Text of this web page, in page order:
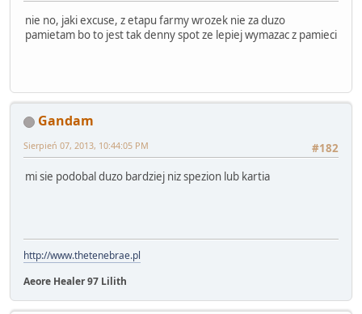
nie no, jaki excuse, z etapu farmy wrozek nie za duzo
pamietam bo to jest tak denny spot ze lepiej wymazac z pamieci
Gandam
#182
Sierpień 07, 2013, 10:44:05 PM
mi sie podobal duzo bardziej niz spezion lub kartia
http://www.thetenebrae.pl
Aeore Healer 97 Lilith